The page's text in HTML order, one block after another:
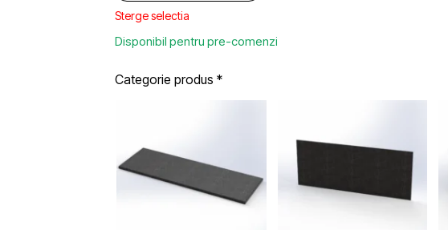
Sterge selectia
Disponibil pentru pre-comenzi
Categorie produs *